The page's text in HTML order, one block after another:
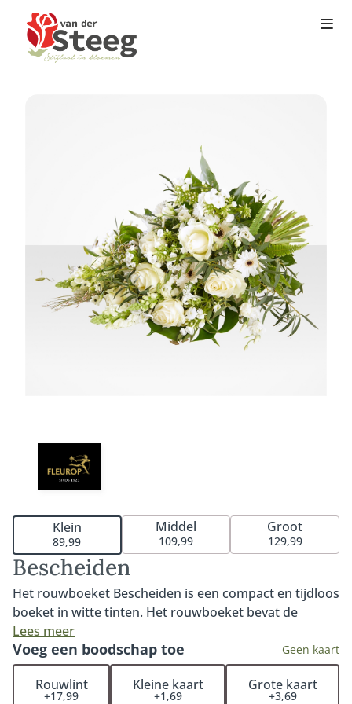
Bescheiden
Het rouwboeket Bescheiden is een compact en tijdloos
boeket in witte tinten. Het rouwboeket bevat de
mooiste bloemen met een zachte uitstraling. De
klassieke en tijdloze uitstraling maakt het rouwboeket
Bescheiden passend bij elk afscheid. Fijn om te weten:
iedere bestelling met rouwwerk wordt persoonlijk en
Lees meer
Klein
89,99
Middel
109,99
Groot
129,99
Voeg een boodschap toe Geen kaart
Rouwlint
+17,99
Kleine kaart
+1,69
Grote kaart
+3,69